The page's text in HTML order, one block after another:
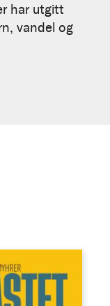
har utgitt
vandel og